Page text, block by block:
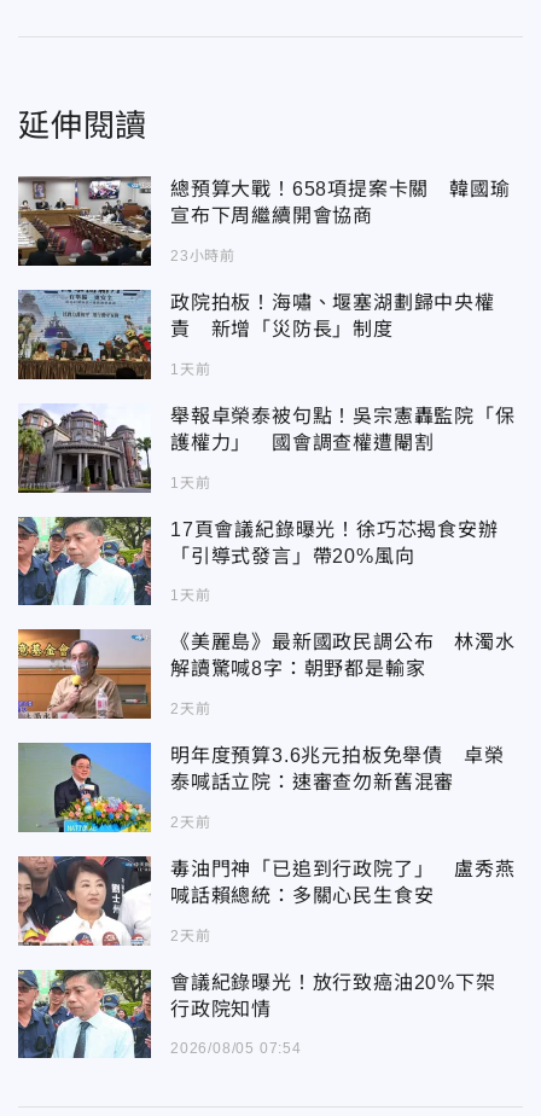
延伸閱讀
總預算大戰！658項提案卡關 韓國瑜
宣布下周繼續開會協商
23小時前
政院拍板！海嘯、堰塞湖劃歸中央權
責 新增「災防長」制度
1天前
舉報卓榮泰被句點！吳宗憲轟監院「保
護權力」 國會調查權遭閹割
1天前
17頁會議紀錄曝光！徐巧芯揭食安辦
「引導式發言」帶20%風向
1天前
《美麗島》最新國政民調公布 林濁水
解讀驚喊8字：朝野都是輸家
2天前
明年度預算3.6兆元拍板免舉債 卓榮
泰喊話立院：速審查勿新舊混審
2天前
毒油門神「已追到行政院了」 盧秀燕
喊話賴總統：多關心民生食安
2天前
會議紀錄曝光！放行致癌油20%下架
行政院知情
2026/08/05 07:54